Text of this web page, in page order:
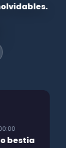
bestia